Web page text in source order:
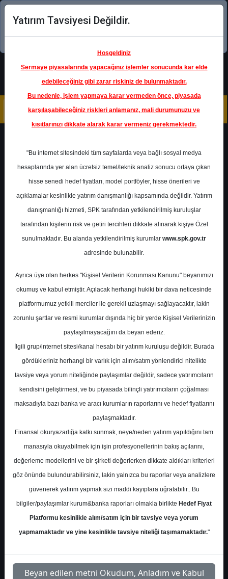
Şimdi uygulamayı indirin!
TURSG - TÜRKİYE SİGORTA
Hedef Fiyat 8.95 ₺
Getiri
%0.00
0 0
En Yüksek Tahmin
Ortalama Fiyat Tahmini
Ortalama Getiri Potansiyeli
Kurum Sayısı
14
9
Get.
4 1
Yatırım Tavsiyesi Değildir.
Hoşgeldiniz
Sermaye piyasalarında yapacağınız işlemler sonucunda kar elde
edebileceğiniz gibi zarar riskiniz de bulunmaktadır.
Bu nedenle, işlem yapmaya karar vermeden önce, piyasada
karşılaşabileceğiniz riskleri anlamanız, mali durumunuzu ve
kısıtlarınızı dikkate alarak karar vermeniz gerekmektedir.
"Bu internet sitesindeki tüm sayfalarda veya bağlı sosyal medya
hesaplarında yer alan ücretsiz temel/teknik analiz sonucu ortaya çıkan
hisse senedi hedef fiyatları, model portföyler, hisse önerileri ve
açıklamalar kesinlikle yatırım danışmanlığı kapsamında değildir. Yatırım
danışmanlığı hizmeti, SPK tarafından yetkilendirilmiş kuruluşlar
tarafından kişilerin risk ve getiri tercihleri dikkate alınarak kişiye Özel
sunulmaktadır. Bu alanda yetkilendirilmiş kurumlar www.spk.gov.tr
adresinde bulunabilir.
Ayrıca üye olan herkes "Kişisel Verilerin Korunması Kanunu" beyanımızı
okumuş ve kabul etmiştir. Açılacak herhangi hukiki bir dava neticesinde
platformumuz yetkili merciler ile gerekli uzlaşmayı sağlayacaktır, lakin
zorunlu şartlar ve resmi kurumlar dışında hiç bir yerde Kişisel Verilerinizin
paylaşılmayacağını da beyan ederiz.
İlgili grup/internet sitesi/kanal hesabı bir yatırım kuruluşu değildir. Burada
gördükleriniz herhangi bir varlık için alım/satım yönlendirici nitelikte
tavsiye veya yorum niteliğinde paylaşımlar değildir, sadece yatırımcıların
kendisini geliştirmesi, ve bu piyasada bilinçli yatırımcıların çoğalması
maksadıyla bazı banka ve aracı kurumların raporlarını ve hedef fiyatlarını
paylaşmaktadır.
Finansal okuryazarlığa katkı sunmak, neye/neden yatırım yapıldığını tam
manasıyla okuyabilmek için işin profesyonellerinin bakış açılarını,
değerleme modellerini ve bir şirketi değerlerken dikkate aldıkları kriterleri
göz önünde bulundurabilirsiniz, lakin yalnızca bu raporlar veya analizlere
güvenerek yatırım yapmak sizi maddi kayıplara uğratabilir.. Bu
bilgiler/paylaşımlar kurum&banka raporları olmakla birlikte Hedef Fiyat
Platformu kesinlikle alım/satım için bir tavsiye veya yorum
yapmamaktadır ve yine kesinlikle tavsiye niteliği taşımamaktadır."
Beyan edilen metni Okudum, Anladım ve Kabul